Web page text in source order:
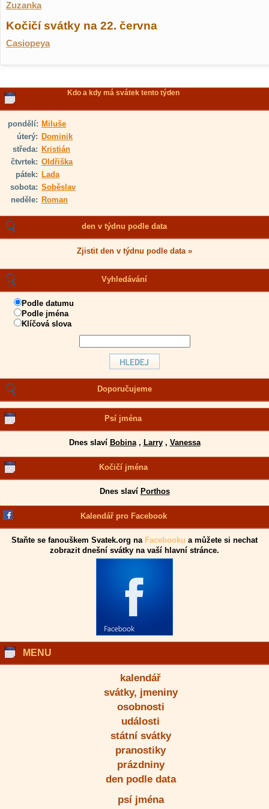
Zuzanka
Kočičí svátky na 22. června
Casiopeya
Kdo a kdy má svátek tento týden
pondělí: Miluše
úterý: Dominik
středa: Kristián
čtvrtek: Oldřiška
pátek: Lada
sobota: Soběslav
neděle: Roman
den v týdnu podle data
Zjistit den v týdnu podle data »
Vyhledávání
Podle datumu
Podle jména
Klíčová slova
Doporučujeme
Psí jména
Dnes slaví Bobina, Larry, Vanessa
Kočičí jména
Dnes slaví Porthos
Kalendář pro Facebook
Staňte se fanouškem Svatek.org na Facebooku a můžete si nechat
zobrazit dnešní svátky na vaší hlavní stránce.
MENU
kalendář
svátky, jmeniny
osobnosti
události
státní svátky
pranostiky
prázdniny
den podle data
psí jména